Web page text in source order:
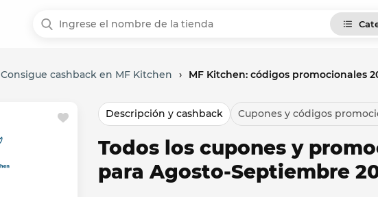
Consigue cashback en MF Kitchen › MF Kitchen: códigos promocionales
Descripción y cashback Cupones y códigos
Todos los cupones y
para Agosto-Septiembre